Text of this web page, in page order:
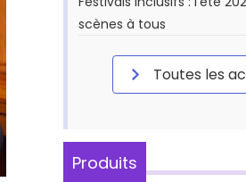
scènes à tous
Toutes les
Produits